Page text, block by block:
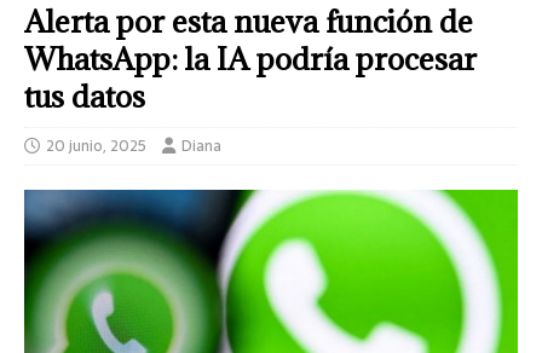
Alerta por esta nueva función de
WhatsApp: la IA podría procesar
tus datos
20 junio, 2025 Diana